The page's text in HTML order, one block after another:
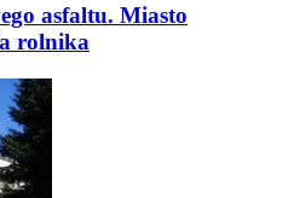
asfaltu. Miasto
rolnika